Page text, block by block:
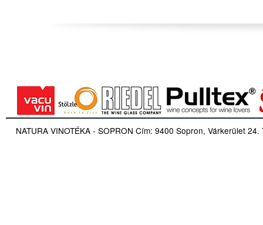
NATURA VINOTÉKA - SOPRON Cím: 9400 Sopron, Várkerület